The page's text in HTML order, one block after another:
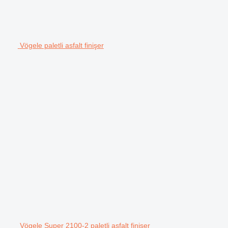
Vögele paletli asfalt finişer
Vögele Super 2100-2 paletli asfalt finişer